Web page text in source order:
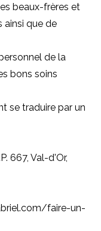
beaux-frères et
ainsi que de
de la
bons soins
se traduire par un
667, Val-d'Or,
faire-un-